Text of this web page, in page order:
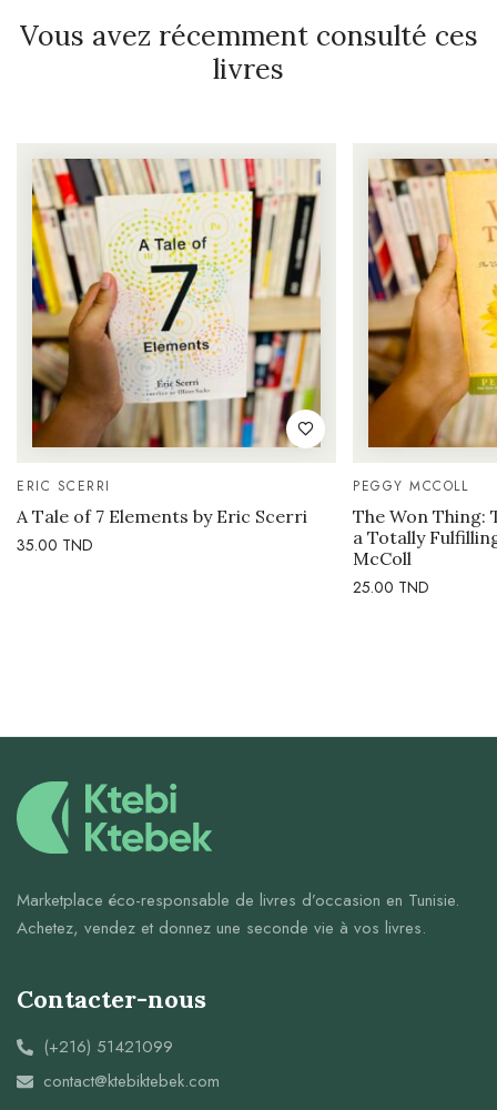
Vous avez récemment consulté ces
livres
ERIC SCERRI
A Tale of 7 Elements by Eric Scerri
35.00 TND
PEGGY MCCOLL
The Won Thing:
a Totally
McColl
25.00 TND
Marketplace éco-responsable de livres d’occasion en Tunisie.
Achetez, vendez et donnez une seconde vie à vos livres.
Contacter-nous
(+216) 51421099
contact@ktebiktebek.com